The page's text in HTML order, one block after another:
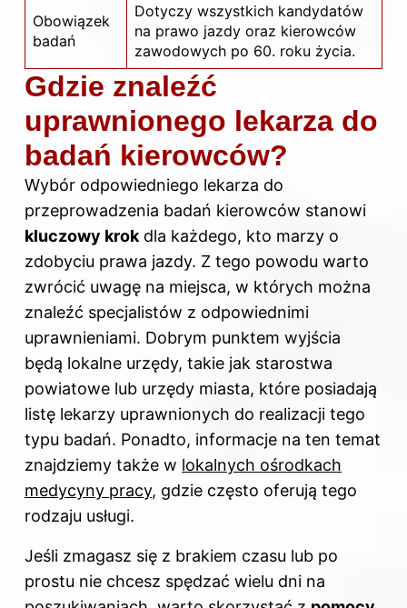
Obowiązek
badań
Dotyczy wszystkich kandydatów
na prawo jazdy oraz kierowców
zawodowych po 60. roku życia.
Gdzie znaleźć
uprawnionego lekarza do
badań kierowców?
Wybór odpowiedniego lekarza do
przeprowadzenia badań kierowców stanowi
kluczowy krok dla każdego, kto marzy o
zdobyciu prawa jazdy. Z tego powodu warto
zwrócić uwagę na miejsca, w których można
znaleźć specjalistów z odpowiednimi
uprawnieniami. Dobrym punktem wyjścia
będą lokalne urzędy, takie jak starostwa
powiatowe lub urzędy miasta, które posiadają
listę lekarzy uprawnionych do realizacji tego
typu badań. Ponadto, informacje na ten temat
znajdziemy także w lokalnych ośrodkach
medycyny pracy, gdzie często oferują tego
rodzaju usługi.
Jeśli zmagasz się z brakiem czasu lub po
prostu nie chcesz spędzać wielu dni na